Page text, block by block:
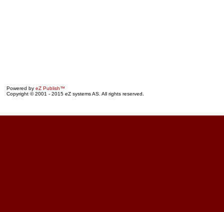
Powered by eZ Publish™
Copyright © 2001 - 2015 eZ systems AS. All rights reserved.